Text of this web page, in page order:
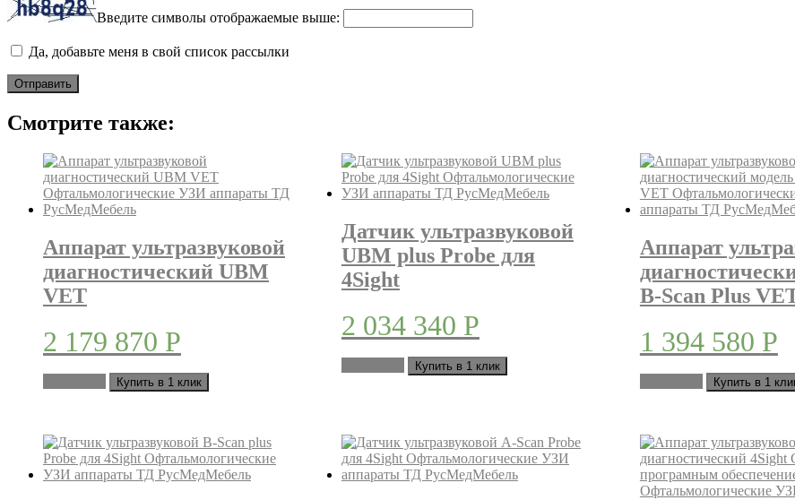
Введите символы отображаемые выше:
Да, добавьте меня в свой список рассылки
Смотрите также:
Аппарат ультразвуковой
диагностический UBM
VET
2 179 870 Р
Купить в 1 клик
Датчик ультразвуковой
UBM plus Probe для
4Sight
2 034 340 Р
Купить в 1 клик
Аппарат
B-Scan Plus
1 394 580 Р
Купить в 1